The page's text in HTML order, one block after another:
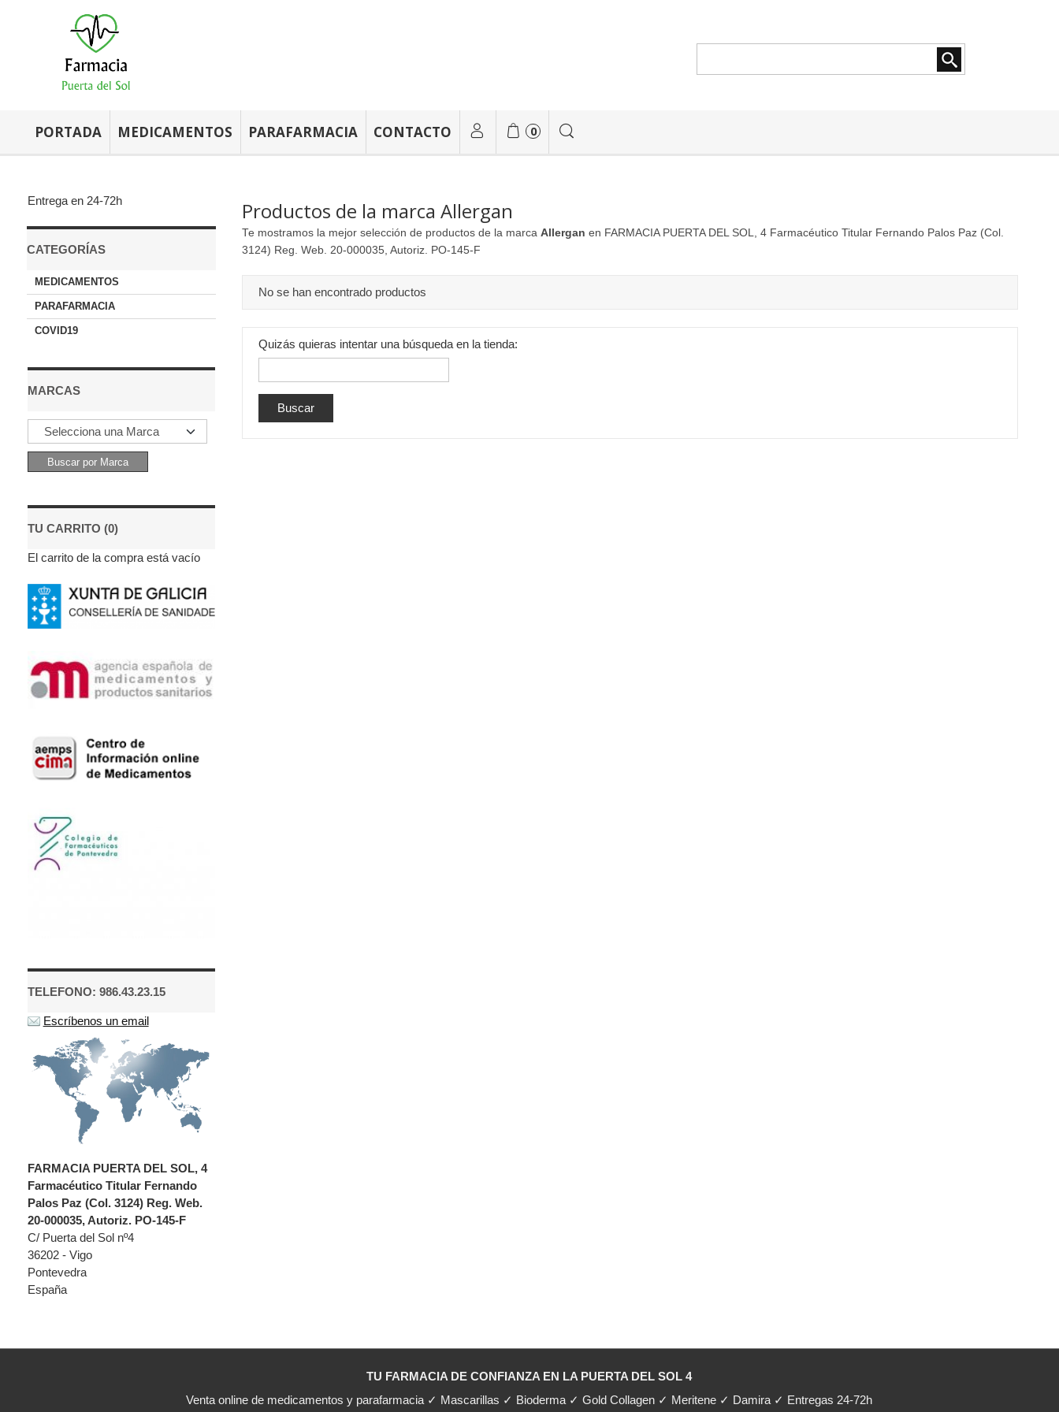
PORTADA MEDICAMENTOS PARAFARMACIA CONTACTO 0
Entrega en 24-72h
CATEGORÍAS
MEDICAMENTOS
PARAFARMACIA
COVID19
MARCAS
TU CARRITO (0)
El carrito de la compra está vacío
TELEFONO: 986.43.23.15
Escríbenos un email
FARMACIA PUERTA DEL SOL, 4
Farmacéutico Titular Fernando
Palos Paz (Col. 3124) Reg. Web.
20-000035, Autoriz. PO-145-F
C/ Puerta del Sol nº4
36202 - Vigo
Pontevedra
España
Productos de la marca Allergan
Te mostramos la mejor selección de productos de la marca Allergan en FARMACIA PUERTA DEL SOL, 4 Farmacéutico Titular Fernando Palos Paz (Col.
3124) Reg. Web. 20-000035, Autoriz. PO-145-F
No se han encontrado productos
Quizás quieras intentar una búsqueda en la tienda:
TU FARMACIA DE CONFIANZA EN LA PUERTA DEL SOL 4
Venta online de medicamentos y parafarmacia ✓ Mascarillas ✓ Bioderma ✓ Gold Collagen ✓ Meritene ✓ Damira ✓ Entregas 24-72h